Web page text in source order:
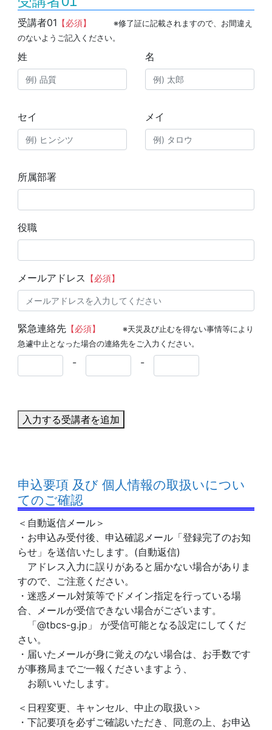
受講者01 【必須】
※修了証に記載されますので、お間違え
のないようご記入ください。
姓 名
セイ メイ
所属部署
役職
メールアドレス 【必須】
緊急連絡先【必須】
※天災及び止むを得ない事情等により
急遽中止となった場合の連絡先をご入力ください。
- -
入力する受講者を追加
申込要項 及び 個人情報の取扱いについ
てのご確認
＜自動返信メール＞
・お申込み受付後、申込確認メール「登録完了のお知
らせ」を送信いたします。(自動返信)
アドレス入力に誤りがあると届かない場合がありま
すので、ご注意ください。
・迷惑メール対策等でドメイン指定を行っている場
合、メールが受信できない場合がございます。
「@tbcs-g.jp」 が受信可能となる設定にしてくだ
さい。
・届いたメールが身に覚えのない場合は、お手数です
が事務局までご一報くださいますよう、
お願いいたします。
＜日程変更、キャンセル、中止の取扱い＞
・下記要項を必ずご確認いただき、同意の上、お申込